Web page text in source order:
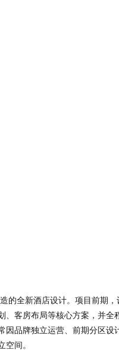
的全新酒店设计。项目前期
、客房布局等核心方案，并全
因品牌独立运营、前期分区设
间。